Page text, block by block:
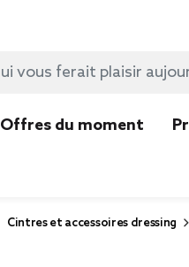
Offres du moment
Cintres et accessoires dressing